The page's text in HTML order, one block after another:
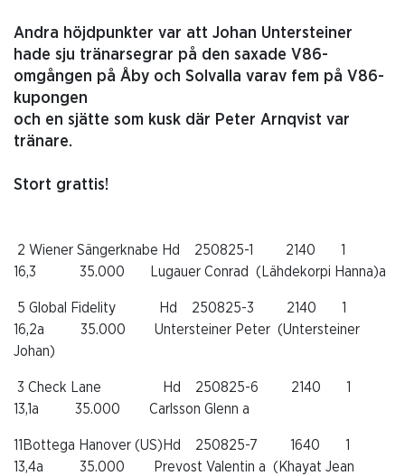
Andra höjdpunkter var att Johan Untersteiner
hade sju tränarsegrar på den saxade V86-
omgången på Åby och Solvalla varav fem på V86-
kupongen
och en sjätte som kusk där Peter Arnqvist var
tränare.
Stort grattis!
2 Wiener Sängerknabe Hd 250825-1 2140
1
16,3
35.000 Lugauer Conrad (Lähdekorpi Hanna)a
5 Global Fidelity Hd 250825-3 2140
1
16,2a
35.000 Untersteiner Peter (Untersteiner
Johan)
3 Check Lane Hd 250825-6 2140
1
13,1a
35.000 Carlsson Glenn a
11Bottega Hanover (US)Hd 250825-7 1640
1
13,4a
35.000 Prevost Valentin a (Khayat Jean